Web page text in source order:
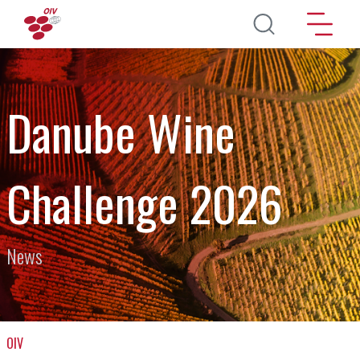
Перейти к основному содержанию
Danube Wine
Challenge 2026
News
OIV